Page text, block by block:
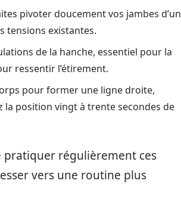
pivoter doucement vos jambes d’un
tensions existantes.
de la hanche, essentiel pour la
ressentir l’étirement.
pour former une ligne droite,
position vingt à trente secondes de
pratiquer régulièrement ces
vers une routine plus